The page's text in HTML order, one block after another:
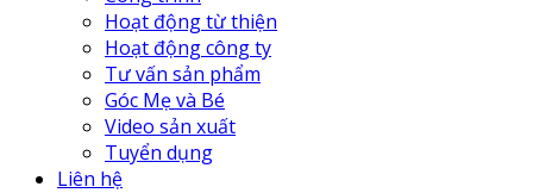
Hoạt động từ thiện
Hoạt động công ty
Tư vấn sản phẩm
Góc Mẹ và Bé
Video sản xuất
Tuyển dụng
Liên hệ